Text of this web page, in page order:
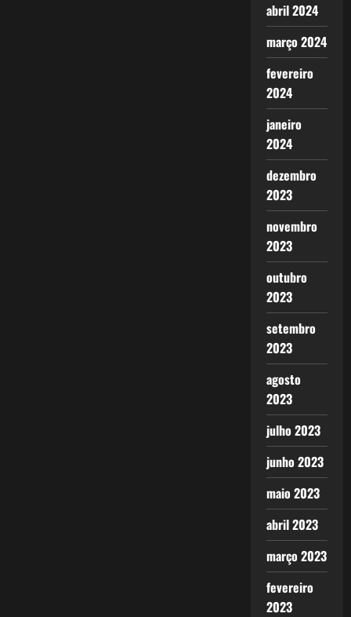
abril 2024
março 2024
fevereiro
2024
janeiro
2024
dezembro
2023
novembro
2023
outubro
2023
setembro
2023
agosto
2023
julho 2023
junho 2023
maio 2023
abril 2023
março 2023
fevereiro
2023